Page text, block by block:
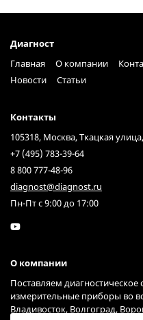
Диагност
Главная
О компании
Новости
Статьи
Контакты
105318, Москва, Ткацкая
+7 (495) 783-39-64
8 800 777-48-96
diagnost@diagnost.ru
Пн-Пт с 9:00 до 17:00
О компании
Поставляем
измерительные приборы во
Владивосток, Волгоград,